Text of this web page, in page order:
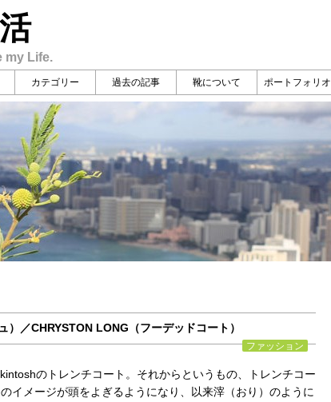
my Life.
カテゴリー 過去の記事 靴について ポートフォリオ
）／CHRYSTON LONG（フーデッドコート）
ファッション
のトレンチコート。それからというもの、トレンチコー
イメージが頭をよぎるようになり、以来滓（おり）のように